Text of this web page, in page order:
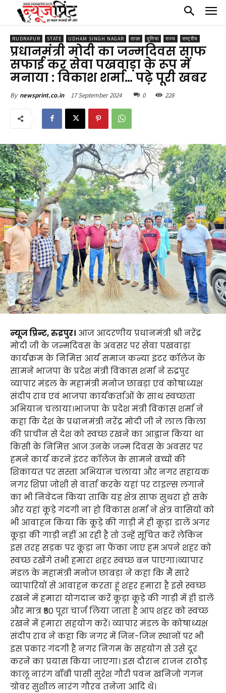
RUDRAPUR STATE UDHAM SINGH NAGAR ताज़ा दुनिया राज्य राष्ट्रीय
प्रधानमंत्री मोदी का जन्मदिवस साफ
सफाई कर सेवा पखवाड़ा के रूप में
मनाया : विकाश शर्मा… पढ़े पूरी खबर
By newsprint.co.in 17 September 2024 0 228
न्यूज प्रिन्ट, रुद्रपुर। आज आदरणीय प्रधानमंत्री श्री नरेंद्र
मोदी जी के जन्मदिवस के अवसर पर सेवा पखवाड़ा
कार्यक्रम के निमित्त आर्य समाज कन्या इंटर कॉलेज के
सामने भाजपा के प्रदेश मंत्री विकास शर्मा ने रुद्रपुर
व्यापार मंडल के महामंत्री मनोज छाबड़ा एवं कोषाध्यक्ष
संदीप राव एवं भाजपा कार्यकर्ताओं के साथ स्वच्छता
अभियान चलाया।भाजपा के प्रदेश मंत्री विकास शर्मा ने
कहा कि देश के प्रधानमंत्री नरेंद्र मोदी जी ने लाल किला
की प्राचीन से देश को स्वच्छ रखने का आह्वान किया था
किसी के निमित्त आज उनके जन्म दिवस के अवसर पर
हमने कार्य करने इंटर कॉलेज के सामने बच्चों की
शिकायत पर सस्ता अभियान चलाया और नगर सहायक
नगर शिप्रा जोशी से वार्ता करके यहां पर टाइल्स लगाने
का भी निवेदन किया ताकि यह क्षेत्र साफ सुथरा हो सके
और यहां कूड़े गंदगी ना हो विकास शर्मा ने क्षेत्र वासियों को
भी आवाहन किया कि कूड़े की गाड़ी में ही कूड़ा डालें अगर
कूड़ा की गाड़ी नहीं आ रही है तो उन्हें सूचित करें लेकिन
इस तरह सड़क पर कूड़ा ना फेंका जाए हम अपने शहर को
स्वच्छ रखेंगे तभी हमारा शहर स्वच्छ बन पाएगा।व्यापार
मंडल के महामंत्री मनोज छाबड़ा ने कहा कि मैं सारे
व्यापारियों से आवाहन करता हूं शहर हमारा है इसे स्वच्छ
रखने में हमारा योगदान करें कूड़ा कूड़े की गाड़ी में ही डालें
और मात्र ₹50 पूरा चार्ज लिया जाता है आप शहर को स्वच्छ
रखने में हमारा सहयोग करें। व्यापार मंडल के कोषाध्यक्ष
संदीप राव ने कहा कि नगर में जिन-जिन स्थानों पर भी
इस प्रकार गंदगी है नगर निगम के सहयोग से उसे दूर
करने का प्रयास किया जाएगा। इस दौरान राजन राठौड़
कालू नारंग बॉबी पासी सुरेश गौरी पवन खनिजो गगन
ग्रोवर सुशील नारंग गौरव तनेजा आदि थे।